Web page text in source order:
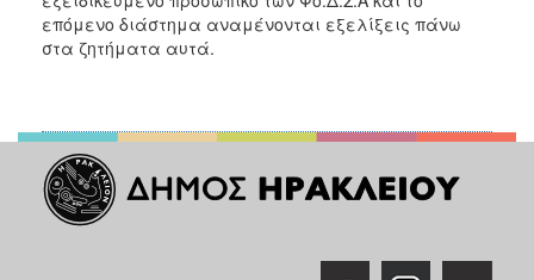
επόμενο διάστημα αναμένονται εξελίξεις πάνω
στα ζητήματα αυτά.